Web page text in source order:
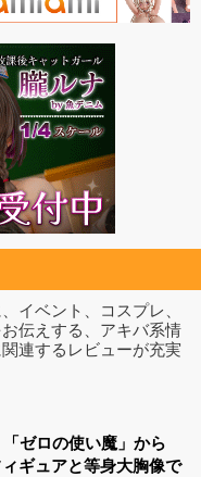
イベント、コスプレ、
伝えする、アキバ系情
連するレビューが充実
ゼロの使い魔」から
ギュアと等身大胸像で